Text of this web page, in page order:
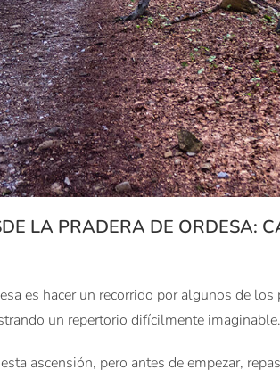
LA PRADERA DE ORDESA:
es hacer un recorrido por algunos de
un repertorio difícilmente imaginable.
ascensión, pero antes de empezar,